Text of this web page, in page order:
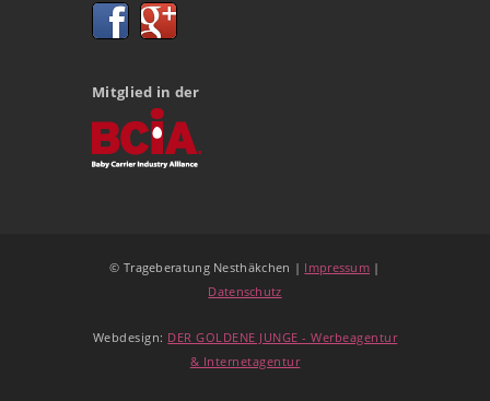
Mitglied in der
© Trageberatung Nesthäkchen | Impressum |
Datenschutz
Webdesign: DER GOLDENE JUNGE - Werbeagentur
& Internetagentur